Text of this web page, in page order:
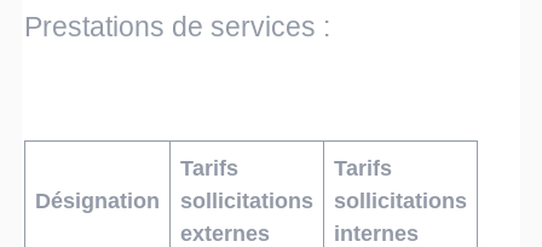
Prestations de services :
Désignation
Tarifs
sollicitations
externes
Tarifs
sollicitations
internes